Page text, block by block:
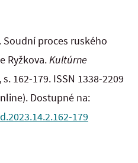
Soudní proces ruského
Ryžkova.Kultúrne
162-179. ISSN 1338-2209
Dostupné na:
179